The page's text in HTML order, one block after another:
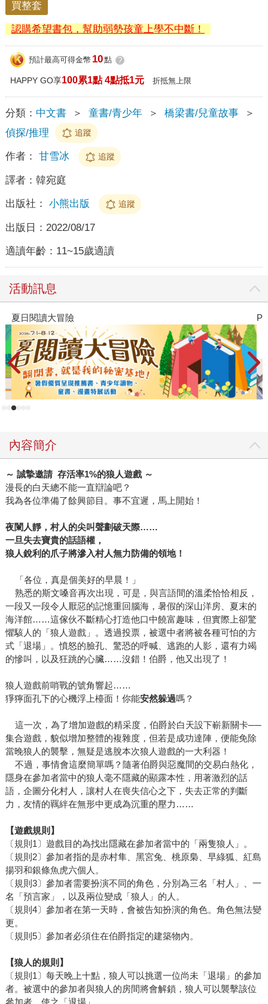
買整套
認購希望書包，幫助弱勢孩童上學不中斷！
預計最高可得金幣 10點 ?
HAPPY GO享100累1點 4點抵1元 折抵無上限
分類： 中文書 ＞ 童書/青少年 ＞ 橋梁書/兒童故事
＞
偵探/推理
追蹤
作者： 甘雪冰 追蹤
譯者： 韓宛庭
出版社： 小熊出版 追蹤
出版日： 2022/08/17
適讀年齡： 11~15歲適讀
活動訊息
PUGO噗果聰明書包開學季預購優惠
內容簡介
～ 誠摯邀請 存活率1%的狼人遊戲 ～
漫長的白天總不能一直辯論吧？
我為各位準備了餘興節目。事不宜遲，馬上開始！
夜闌人靜，村人的尖叫聲劃破天際……
一旦失去寶貴的話語權，
狼人銳利的爪子將滲入村人無力防備的領地！
「各位，真是個美好的早晨！」
熟悉的斯文嗓音再次出現，可是，與言語間的溫柔恰恰相反，
一段又一段令人厭惡的記憶重回腦海，暑假的深山洋房、夏末的
海洋館……這傢伙不斷精心打造他口中饒富趣味，但實際上卻驚
懼駭人的「狼人遊戲」。透過投票，被選中者將被各種可怕的方
式「退場」。憤怒的臉孔、驚恐的呼喊、逃跑的人影，還有力竭
的慘叫，以及狂跳的心臟……沒錯！伯爵，他又出現了！
狼人遊戲前哨戰的號角響起……
猙獰面孔下的心機浮上檯面！你能安然躲過嗎？
這一次，為了增加遊戲的精采度，伯爵於白天設下嶄新關卡──
集合遊戲，貌似增加整體的複雜度，但若是成功達陣，便能免除
當晚狼人的襲擊，無疑是逃脫本次狼人遊戲的一大利器！
不過，事情會這麼簡單嗎？隨著伯爵與惡魔間的交易白熱化，
隱身在參加者當中的狼人毫不隱藏的顯露本性，用著激烈的話
語，企圖分化村人，讓村人在喪失信心之下，失去正常的判斷
力，友情的羈絆在無形中更成為沉重的壓力……
【遊戲規則】
〔規則1〕遊戲目的為找出隱藏在參加者當中的「兩隻狼人」。
〔規則2〕參加者指的是赤村隼、黑宮兔、桃原梟、早綠狐、紅島
揚羽和銀條魚虎六個人。
〔規則3〕參加者需要扮演不同的角色，分別為三名「村人」、一
名「預言家」，以及兩位變成「狼人」的人。
〔規則4〕參加者在第一天時，會被告知扮演的角色。角色無法變
更。
〔規則5〕參加者必須住在伯爵指定的建築物內。
【狼人的規則】
〔規則1〕每天晚上十點，狼人可以挑選一位尚未「退場」的參加
者。被選中的參加者與狼人的房間將會解鎖，狼人可以襲擊該位
參加者，使之「退場」。